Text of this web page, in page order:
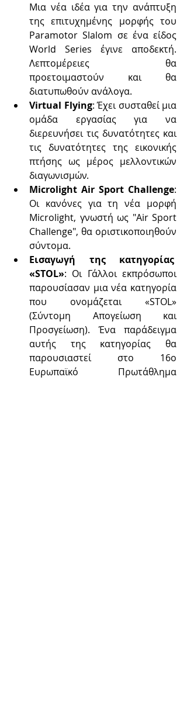
Μια νέα ιδέα για την ανάπτυξη
της επιτυχημένης μορφής του
Paramotor Slalom σε ένα είδος
World Series έγινε αποδεκτή.
Λεπτομέρειες θα
προετοιμαστούν και θα
διατυπωθούν ανάλογα.
Virtual Flying: Έχει συσταθεί μια
ομάδα εργασίας για να
διερευνήσει τις δυνατότητες και
τις δυνατότητες της εικονικής
πτήσης ως μέρος μελλοντικών
διαγωνισμών.
Microlight Air Sport Challenge:
Οι κανόνες για τη νέα μορφή
Microlight, γνωστή ως "Air Sport
Challenge", θα οριστικοποιηθούν
σύντομα.
Εισαγωγή της κατηγορίας
«STOL»: Οι Γάλλοι εκπρόσωποι
παρουσίασαν μια νέα κατηγορία
που ονομάζεται «STOL»
(Σύντομη Απογείωση και
Προσγείωση). Ένα παράδειγμα
αυτής της κατηγορίας θα
παρουσιαστεί στο 16ο
Ευρωπαϊκό Πρωτάθλημα